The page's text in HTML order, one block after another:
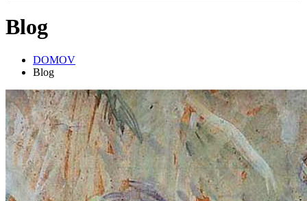
Blog
DOMOV
Blog